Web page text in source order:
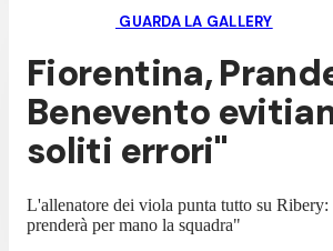
GUARDA LA GALLERY
Fiorentina,
Benevento
soliti errori"
L'allenatore dei viola punta tutto su
prenderà per mano la squadra"